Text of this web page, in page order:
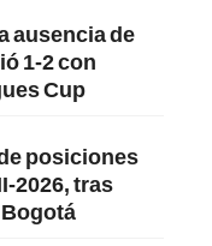
ausencia de
1-2 con
Cup
posiciones
2026, tras
Bogotá